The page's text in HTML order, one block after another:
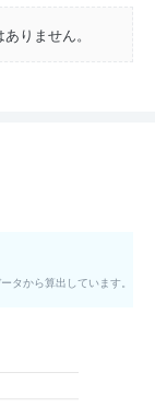
りません。
タから算出しています。